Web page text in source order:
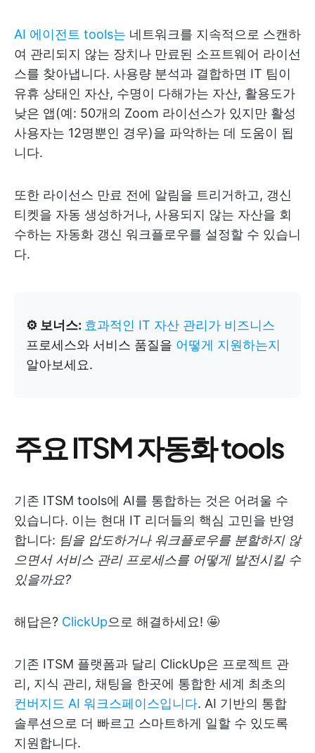
AI 에이전트 tools는 네트워크를 지속적으로 스캔하
여 관리되지 않는 장치나 만료된 소프트웨어 라이선
스를 찾아냅니다. 사용량 분석과 결합하면 IT 팀이
유휴 상태인 자산, 수명이 다해가는 자산, 활용도가
낮은 앱(예: 50개의 Zoom 라이선스가 있지만 활성
사용자는 12명뿐인 경우)을 파악하는 데 도움이 됩
니다.
또한 라이선스 만료 전에 알림을 트리거하고, 갱신
티켓을 자동 생성하거나, 사용되지 않는 자산을 회
수하는 자동화 갱신 워크플로우를 설정할 수 있습니
다.
⚙️ 보너스: 효과적인 IT 자산 관리가 비즈니스
프로세스와 서비스 품질을 어떻게 지원하는지
알아보세요.
주요 ITSM 자동화 tools
기존 ITSM tools에 AI를 통합하는 것은 어려울 수
있습니다. 이는 현대 IT 리더들의 핵심 고민을 반영
합니다: 팀을 압도하거나 워크플로우를 분할하지 않
으면서 서비스 관리 프로세스를 어떻게 발전시킬 수
있을까요?
해답은? ClickUp으로 해결하세요! 🤩
기존 ITSM 플랫폼과 달리 ClickUp은 프로젝트 관
리, 지식 관리, 채팅을 한곳에 통합한 세계 최초의
컨버지드 AI 워크스페이스입니다. AI 기반의 통합
솔루션으로 더 빠르고 스마트하게 일할 수 있도록
지원합니다.